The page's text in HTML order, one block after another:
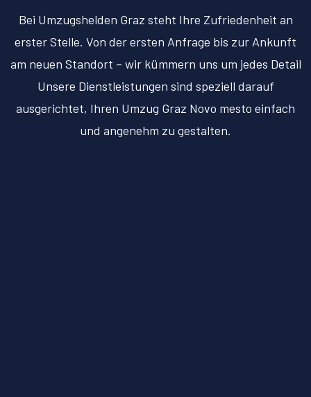
Bei Umzugshelden Graz steht Ihre Zufriedenheit an
erster Stelle. Von der ersten Anfrage bis zur Ankunft
am neuen Standort – wir kümmern uns um jedes Detail
Unsere Dienstleistungen sind speziell darauf
ausgerichtet, Ihren Umzug Graz Novo mesto einfach
und angenehm zu gestalten.